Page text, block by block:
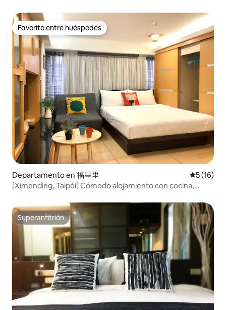
Favorito entre huéspedes
Favorito entre huéspedes
Departamento en 福星里
5 (16)
[Ximending, Taipéi] Cómodo alojamiento con cocina,
elevador
Superanfitrión
Superanfitrión